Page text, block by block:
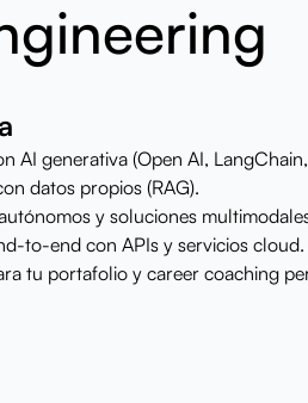
AI generativa (Open AI,
datos propios (RAG).
y soluciones
to-end con APIs y servicios cloud.
tu portafolio y career coaching